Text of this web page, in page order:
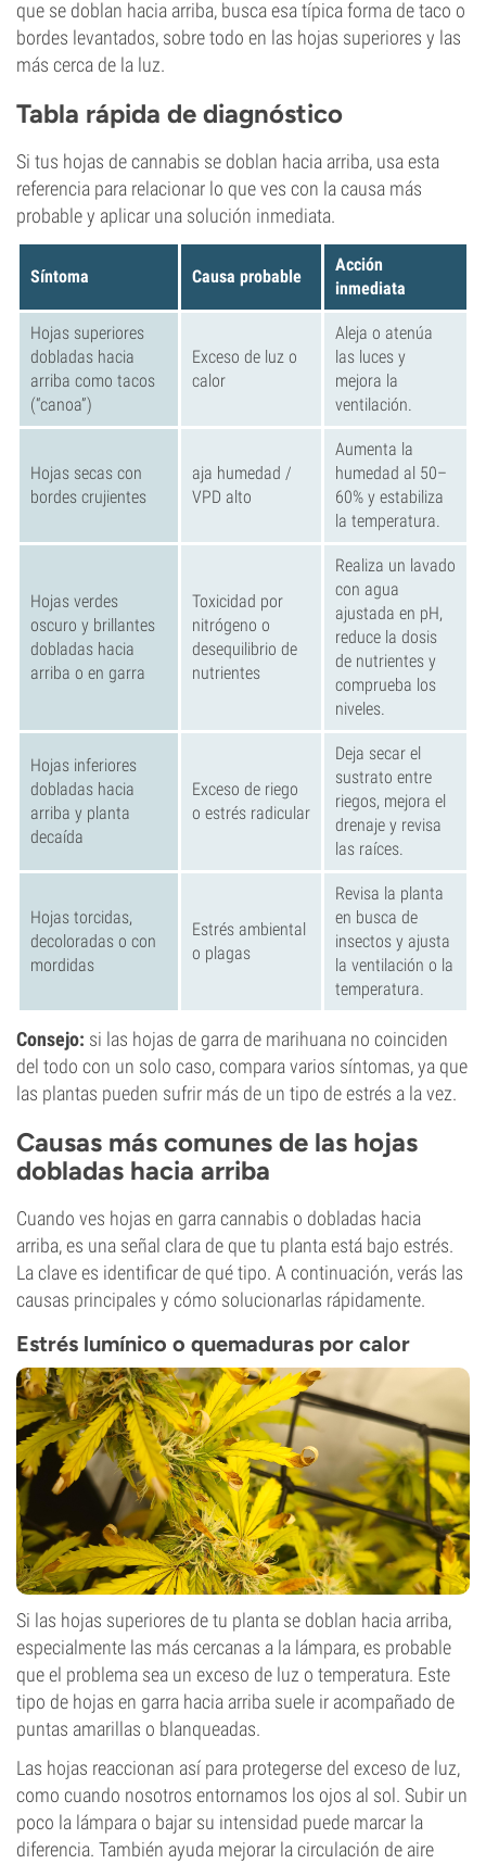
que se doblan hacia arriba, busca esa típica forma de taco o
bordes levantados, sobre todo en las hojas superiores y las
más cerca de la luz.
Tabla rápida de diagnóstico
Si tus hojas de cannabis se doblan hacia arriba, usa esta
referencia para relacionar lo que ves con la causa más
probable y aplicar una solución inmediata.
Síntoma Causa probable
Acción
inmediata
Hojas superiores
dobladas hacia
arriba como tacos
(“canoa”)
Exceso de luz o
calor
Aleja o atenúa
las luces y
mejora la
ventilación.
Hojas secas con
bordes crujientes
aja humedad /
VPD alto
Aumenta la
humedad al 50–
60% y estabiliza
la temperatura.
Hojas verdes
oscuro y brillantes
dobladas hacia
arriba o en garra
Toxicidad por
nitrógeno o
desequilibrio de
nutrientes
Realiza un lavado
con agua
ajustada en pH,
reduce la dosis
de nutrientes y
comprueba los
niveles.
Hojas inferiores
dobladas hacia
arriba y planta
decaída
Exceso de riego
o estrés radicular
Deja secar el
sustrato entre
riegos, mejora el
drenaje y revisa
las raíces.
Hojas torcidas,
decoloradas o con
mordidas
Estrés ambiental
o plagas
Revisa la planta
en busca de
insectos y ajusta
la ventilación o la
temperatura.
Consejo: si las hojas de garra de marihuana no coinciden
del todo con un solo caso, compara varios síntomas, ya que
las plantas pueden sufrir más de un tipo de estrés a la vez.
Causas más comunes de las hojas
dobladas hacia arriba
Cuando ves hojas en garra cannabis o dobladas hacia
arriba, es una señal clara de que tu planta está bajo estrés.
La clave es identificar de qué tipo. A continuación, verás las
causas principales y cómo solucionarlas rápidamente.
Estrés lumínico o quemaduras por calor
Si las hojas superiores de tu planta se doblan hacia arriba,
especialmente las más cercanas a la lámpara, es probable
que el problema sea un exceso de luz o temperatura. Este
tipo de hojas en garra hacia arriba suele ir acompañado de
puntas amarillas o blanqueadas.
Las hojas reaccionan así para protegerse del exceso de luz,
como cuando nosotros entornamos los ojos al sol. Subir un
poco la lámpara o bajar su intensidad puede marcar la
diferencia. También ayuda mejorar la circulación de aire